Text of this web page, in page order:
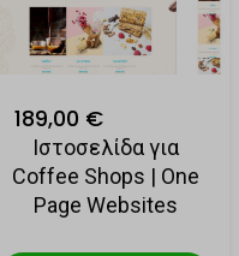
189,00 €
Ιστοσελίδα για
Coffee Shops | One
Page Websites